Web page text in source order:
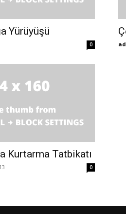
Yürüyüşü
0
Kurtarma Tatbikatı
0